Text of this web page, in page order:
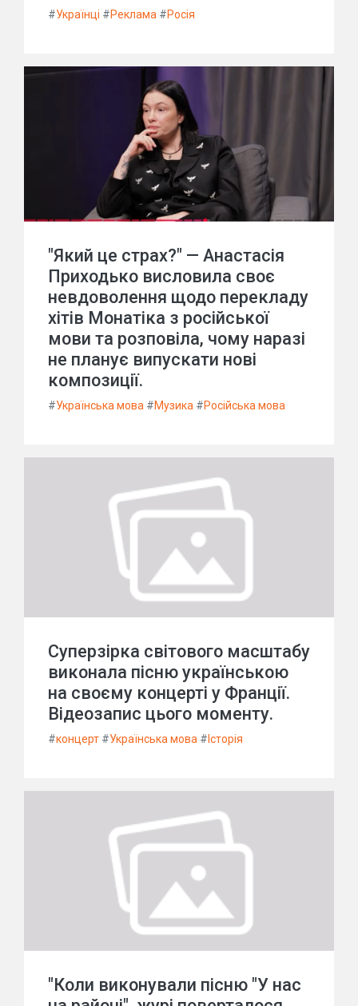
#Українці #Реклама #Росія
"Який це страх?" — Анастасія
Приходько висловила своє
невдоволення щодо перекладу
хітів Монатіка з російської
мови та розповіла, чому наразі
не планує випускати нові
композиції.
#Українська мова #Музика #Російська мова
Суперзірка світового масштабу
виконала пісню українською
на своєму концерті у Франції.
Відеозапис цього моменту.
#концерт #Українська мова # Історія
"Коли виконували пісню "У нас